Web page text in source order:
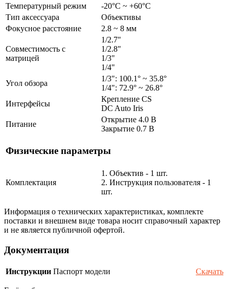
Температурный режим
-20°С ~ +60°С
Тип аксессуара
Объективы
Фокусное расстояние
2.8 ~ 8 мм
Совместимость с
матрицей
1/2.7"
1/2.8"
1/3"
1/4"
Угол обзора
1/3": 100.1° ~ 35.8°
1/4": 72.9° ~ 26.8°
Интерфейсы
Крепление CS
DC Auto Iris
Питание
Открытие 4.0 В
Закрытие 0.7 В
Физические параметры
Комплектация
1. Объектив - 1 шт.
2. Инструкция пользователя - 1
шт.
Информация о технических характеристиках, комплекте
поставки и внешнем виде товара носит справочный характер
и не является публичной офертой.
Документация
Инструкции Паспорт модели Скачать